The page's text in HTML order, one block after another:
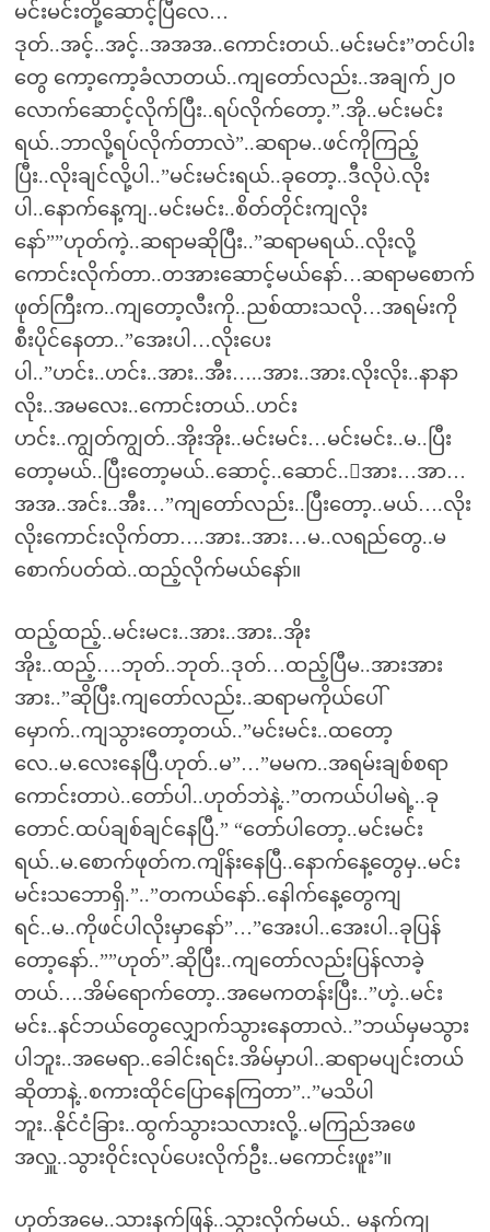
မင်းမင်းတို့ဆောင့်ပြီလေ…
ဒုတ်..အင့်..အင့်..အအအ..ကောင်းတယ်..မင်းမင်း”တင်ပါး
တွေ ကော့ကော့ခံလာတယ်..ကျတော်လည်း..အချက်၂၀
လောက်ဆောင့်လိုက်ပြီး..ရပ်လိုက်တော့.”.အို..မင်းမင်း
ရယ်..ဘာလို့ရပ်လိုက်တာလဲ”..ဆရာမ..ဖင်ကိုကြည့်
ပြီး..လိုးချင်လို့ပါ..”မင်းမင်းရယ်..ခုတော့..ဒီလိုပဲ.လိုး
ပါ..နောက်နေ့ကျ..မင်းမင်း..စိတ်တိုင်းကျလိုး
နော်””ဟုတ်ကဲ့..ဆရာမဆိုပြီး..”ဆရာမရယ်..လိုးလို့
ကောင်းလိုက်တာ..တအားဆောင့်မယ်နော်…ဆရာမစောက်
ဖုတ်ကြီးက..ကျတော့လီးကို..ညစ်ထားသလို…အရမ်းကို
စီးပိုင်နေတာ..”အေးပါ…လိုးပေး
ပါ..”ဟင်း..ဟင်း..အား..အီး…..အား..အား.လိုးလိုး..နာနာ
လိုး..အမလေး..ကောင်းတယ်..ဟင်း
ဟင်း..ကျွတ်ကျွတ်..အိုးအိုး..မင်းမင်း…မင်းမင်း..မ..ပြီး
တော့မယ်..ပြီးတော့မယ်..ဆောင့်..ဆောင်..့အား…အာ…
အအ..အင်း..အီး…”ကျတော်လည်း..ပြီးတော့..မယ်….လိုး
လိုးကောင်းလိုက်တာ….အား..အား…မ..လရည်တွေ..မ
စောက်ပတ်ထဲ..ထည့်လိုက်မယ်နော်။
ထည့်ထည့်..မင်းမငး..အား..အား..အိုး
အိုး..ထည့်….ဘုတ်..ဘုတ်..ဒုတ်…ထည့်ပြီမ..အားအား
အား..”ဆိုပြီး.ကျတော်လည်း..ဆရာမကိုယ်ပေါ်
မှောက်..ကျသွားတော့တယ်..”မင်းမင်း..ထတော့
လေ..မ.လေးနေပြီ.ဟုတ်..မ”…”မမက..အရမ်းချစ်စရာ
ကောင်းတာပဲ..တော်ပါ..ဟုတ်ဘဲနဲ့..”တကယ်ပါမရဲ့..ခု
တောင်.ထပ်ချစ်ချင်နေပြီ.” “တော်ပါတော့..မင်းမင်း
ရယ်..မ.စောက်ဖုတ်က.ကျိန်းနေပြီ..နောက်နေ့တွေမှ..မင်း
မင်းသဘောရှိ.”..”တကယ်နော်..နေါက်နေ့တွေကျ
ရင်..မ..ကိုဖင်ပါလိုးမှာနော်”…”အေးပါ..အေးပါ..ခုပြန်
တော့နော်..””ဟုတ်”.ဆိုပြီး..ကျတော်လည်းပြန်လာခဲ့
တယ်….အိမ်ရောက်တော့..အမေကတန်းပြီး..”ဟဲ့..မင်း
မင်း..နင်ဘယ်တွေလျှောက်သွားနေတာလဲ..”ဘယ်မှမသွား
ပါဘူး..အမေရာ..ခေါင်းရင်း.အိမ်မှာပါ..ဆရာမပျင်းတယ်
ဆိုတာနဲ့..စကားထိုင်ပြောနေကြတာ”..”မသိပါ
ဘူး..နိုင်ငံခြား..ထွက်သွားသလားလို့..မကြည်အဖေ
အလှူ..သွားဝိုင်းလုပ်ပေးလိုက်ဦး..မကောင်းဖူး”။
ဟုတ်အမေ..သားနက်ဖြန်..သွားလိုက်မယ်.. မနက်ကျ